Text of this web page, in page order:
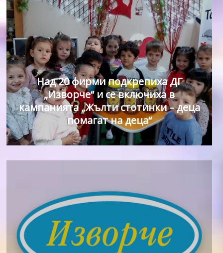
Над 20 фирми подкрепиха ДГ
„Изворче“ и се включиха в
кампанията „Жълти стотинки – деца
помагат на деца“